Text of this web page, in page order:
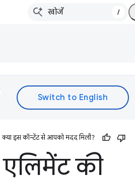
/
क्या इस कॉन्टेंट से आपको मदद मिली?
एलिमेंट की